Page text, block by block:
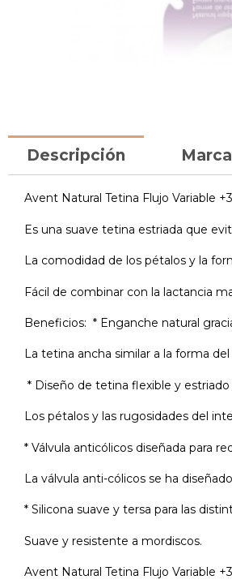
Descripción Marca
Avent Natural Tetina Flujo Variable
Es una suave tetina estriada que
La comodidad de los pétalos y la
Fácil de combinar con la lactancia
Beneficios: * Enganche natural
La tetina ancha similar a la forma
* Diseño de tetina flexible y
Los pétalos y las rugosidades del
* Válvula anticólicos diseñada para
La válvula anti-cólicos se ha
* Silicona suave y tersa para las
Suave y resistente a mordiscos.
Avent Natural Tetina Flujo Variable